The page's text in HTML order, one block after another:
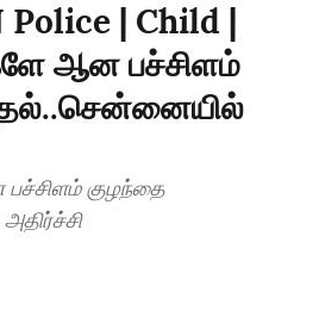
Police | Child |
ஆன பச்சிளம்
பச்சிளம் குழந்தை